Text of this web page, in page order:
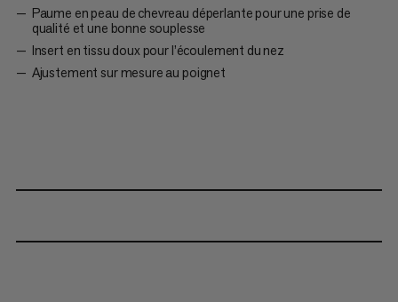
Paume en peau de chevreau déperlante pour une prise de
qualité et une bonne souplesse
Insert en tissu doux pour l’écoulement du nez
Ajustement sur mesure au poignet